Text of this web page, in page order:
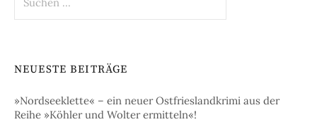
nach:
NEUESTE BEITRÄGE
»Nordseeklette« – ein neuer Ostfrieslandkrimi aus der
Reihe »Köhler und Wolter ermitteln«!